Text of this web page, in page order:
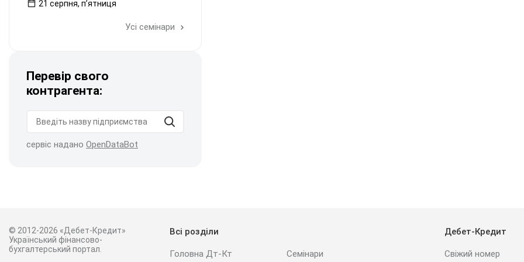
21 серпня, пʼятниця
Усі семінари
Перевір свого
контрагента:
сервіс надано OpenDataBot
© 2012-2026 «Дебет-Кредит»
Український фінансово-
бухгалтерський портал.
Всі розділи
Головна Дт-Кт Семінари
Дебет-Кредит
Свіжий номер